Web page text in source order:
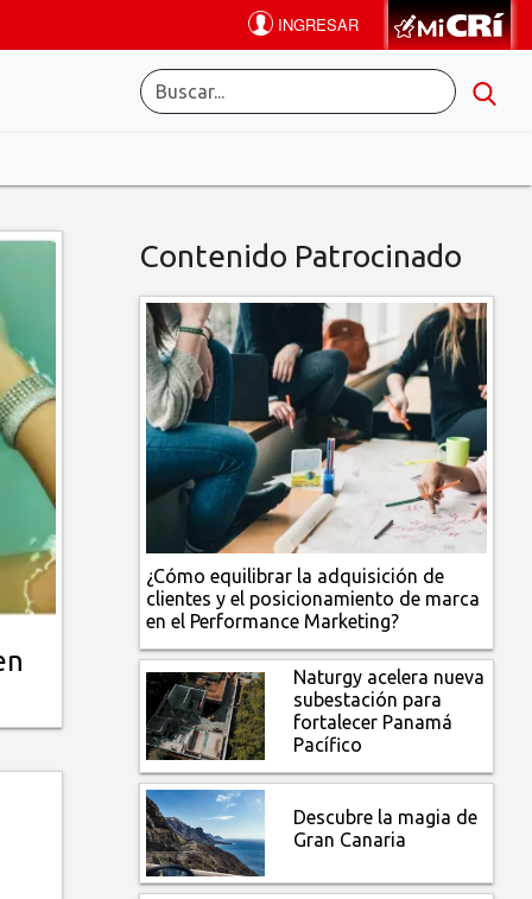
Contenido Patrocinado
¿Cómo equilibrar la adquisición de
clientes y el posicionamiento de marca
en el Performance Marketing?
Naturgy acelera nueva
subestación para
fortalecer Panamá
Pacífico
Descubre la magia de
Gran Canaria